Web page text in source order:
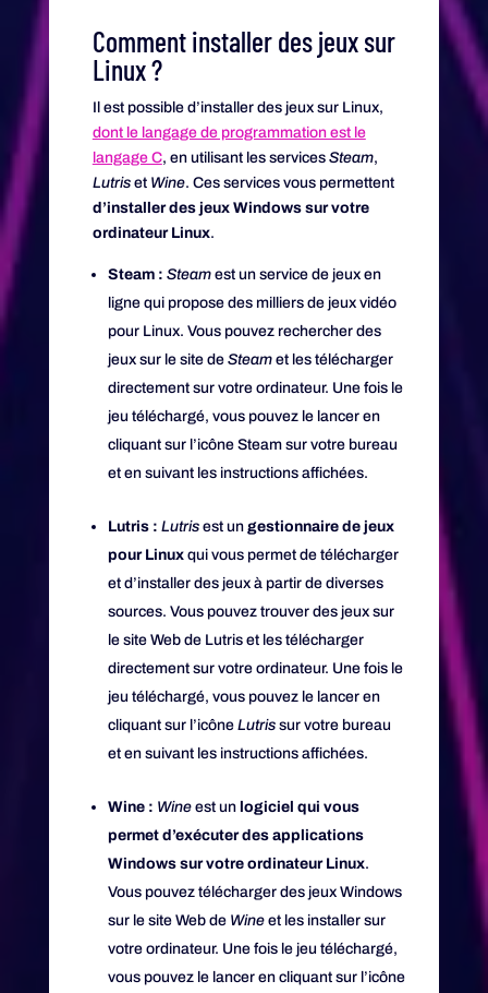
Comment installer des jeux sur
Linux ?
Il est possible d’installer des jeux sur Linux,
dont le langage de programmation est le
langage C, en utilisant les servicesSteam,
Lutriset Wine. Ces services vous permettent
d’installer des jeux Windows sur votre
ordinateur Linux.
Steam : Steamest un service de jeux en
ligne qui propose des milliers de jeux vidéo
pour Linux. Vous pouvez rechercher des
jeux sur le site de Steamet les télécharger
directement sur votre ordinateur. Une fois le
jeu téléchargé, vous pouvez le lancer en
cliquant sur l’icône Steam sur votre bureau
et en suivant les instructions affichées.
Lutris : Lutrisest un gestionnaire de jeux
pour Linuxqui vous permet de télécharger
et d’installer des jeux à partir de diverses
sources. Vous pouvez trouver des jeux sur
le site Web de Lutris et les télécharger
directement sur votre ordinateur. Une fois le
jeu téléchargé, vous pouvez le lancer en
cliquant sur l’icône Lutrissur votre bureau
et en suivant les instructions affichées.
Wine : Wineest un logiciel qui vous
permet d’exécuter des applications
Windows sur votre ordinateur Linux.
Vous pouvez télécharger des jeux Windows
sur le site Web de Wineet les installer sur
votre ordinateur. Une fois le jeu téléchargé,
vous pouvez le lancer en cliquant sur l’icône